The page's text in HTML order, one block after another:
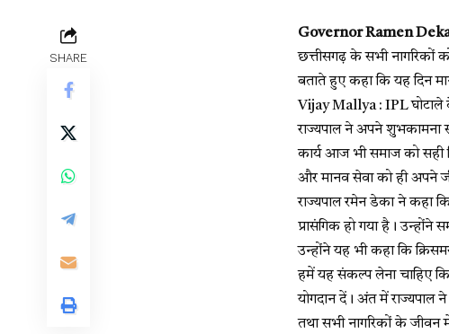
SHARE
Governor Ramen Deka
छत्तीसगढ़ के सभी नागरिकों
बताते हुए कहा कि यह दिन
Vijay Mallya : IPL घोटाले
राज्यपाल ने अपने शुभकामना
कार्य आज भी समाज को सही
और मानव सेवा को ही अपने
राज्यपाल रमेन डेका ने कहा
प्रासंगिक हो गया है।
उन्होंने यह भी कहा कि
हमें यह संकल्प लेना चाहिए
योगदान दें। अंत में राज्यपाल
तथा सभी नागरिकों के जीवन